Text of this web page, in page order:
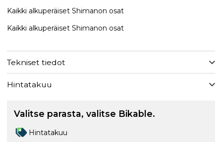
Kaikki alkuperäiset Shimanon osat
Kaikki alkuperäiset Shimanon osat
Tekniset tiedot
Hintatakuu
Valitse parasta, valitse Bikable.
Hintatakuu